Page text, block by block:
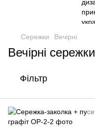
Сережки Вечірні
Вечірні сережки
Фільтр